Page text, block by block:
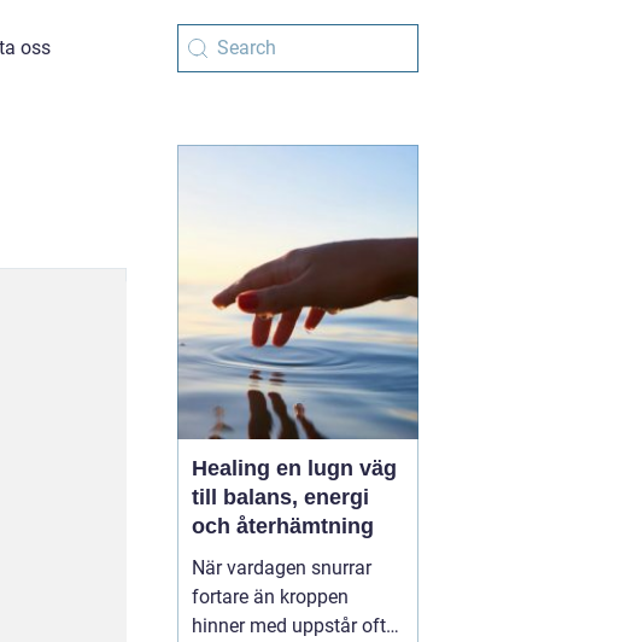
oss
Healing en lugn väg
till balans, energi
och återhämtning
När vardagen snurrar
fortare än kroppen
hinner med uppstår ofta